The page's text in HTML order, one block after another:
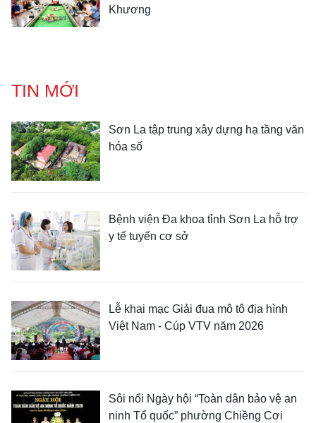
Khương
TIN MỚI
Sơn La tập trung xây dựng hạ tầng văn
hóa số
Bệnh viện Đa khoa tỉnh Sơn La hỗ trợ
y tế tuyến cơ sở
Lễ khai mạc Giải đua mô tô địa hình
Việt Nam - Cúp VTV năm 2026
Sôi nổi Ngày hội “Toàn dân bảo vệ an
ninh Tổ quốc” phường Chiềng Cơi